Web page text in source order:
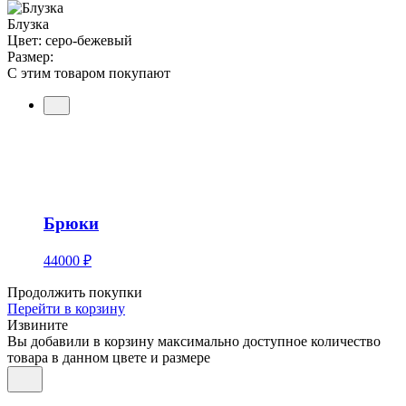
Блузка
Цвет: серо-бежевый
Размер:
С этим товаром покупают
Брюки
44000 ₽
Продолжить покупки
Перейти в корзину
Извините
Вы добавили в корзину максимально доступное количество
товара в данном цвете и размере